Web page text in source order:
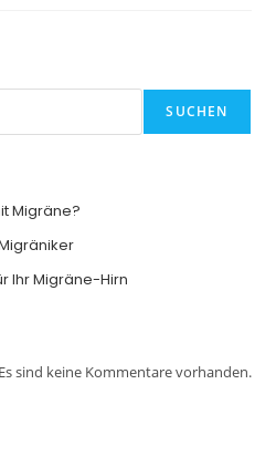
SUCHEN
Migräne?
Ihr Migräne-Hirn
Es sind keine Kommentare vorhanden.